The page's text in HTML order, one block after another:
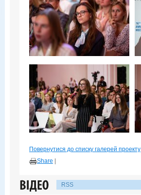
Повернутися до списку галерей проекту
Share
RSS